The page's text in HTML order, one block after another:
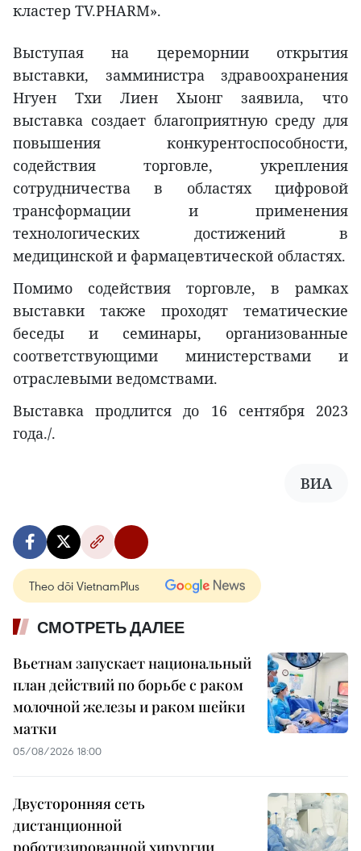
кластер TV.PHARM».
Выступая на цереморнии открытия
выставки, замминистра здравоохранения
Нгуен Тхи Лиен Хыонг заявила, что
выставка создает благоприятную среду для
повышения конкурентоспособности,
содействия торговле, укрепления
сотрудничества в областях цифровой
трансформации и применения
технологических достижений в
медицинской и фармацевтической областях.
Помимо содействия торговле, в рамках
выставки также проходят тематические
беседы и семинары, организованные
соответствующими министерствами и
отраслевыми ведомствами.
Выставка продлится до 16 сентября 2023
года./.
ВИА
Theo dõi VietnamPlus
СМОТРЕТЬ ДАЛЕЕ
Вьетнам запускает национальный
план действий по борьбе с раком
молочной железы и раком шейки
матки
05/08/2026 18:00
Двусторонняя сеть
дистанционной